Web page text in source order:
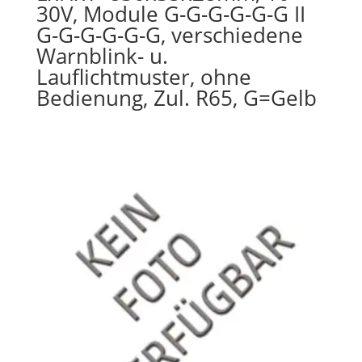
30V, Module G-G-G-G-G-G II
G-G-G-G-G-G, verschiedene
Warnblink- u.
Lauflichtmuster, ohne
Bedienung, Zul. R65, G=Gelb